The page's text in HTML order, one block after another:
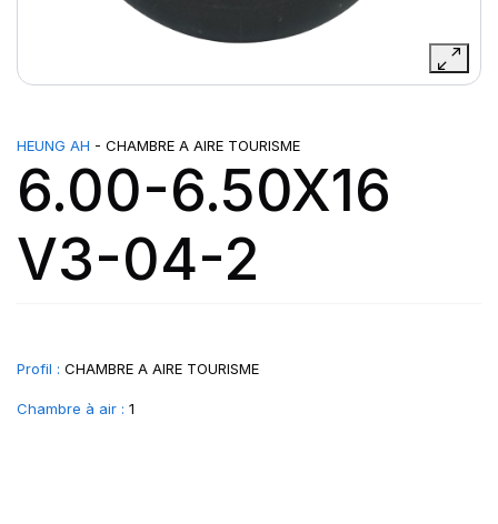
HEUNG AH - CHAMBRE A AIRE TOURISME
6.00-6.50X16
V3-04-2
Profil : CHAMBRE A AIRE TOURISME
Chambre à air : 1